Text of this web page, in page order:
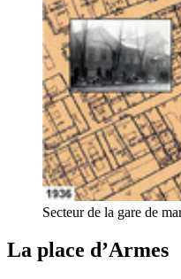
Secteur de la gare de
La place d’Armes